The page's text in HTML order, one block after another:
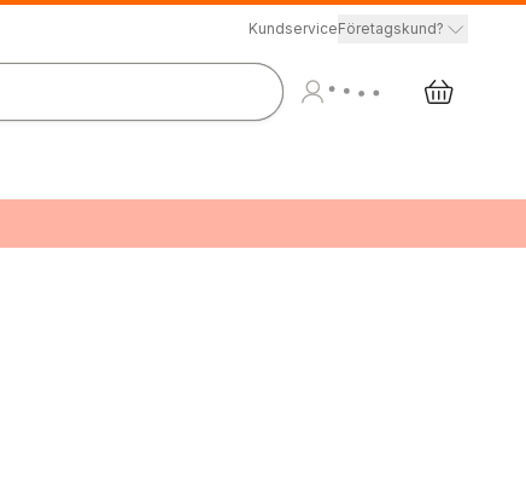
KundserviceFöretagskund?